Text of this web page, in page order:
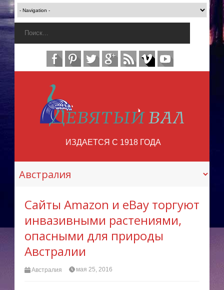
ИЗДАЕТСЯ С 1918 ГОДА
Сайты Amazon и eBay торгуют
инвазивными растениями,
опасными для природы
Австралии
Австралия мая 25, 2016